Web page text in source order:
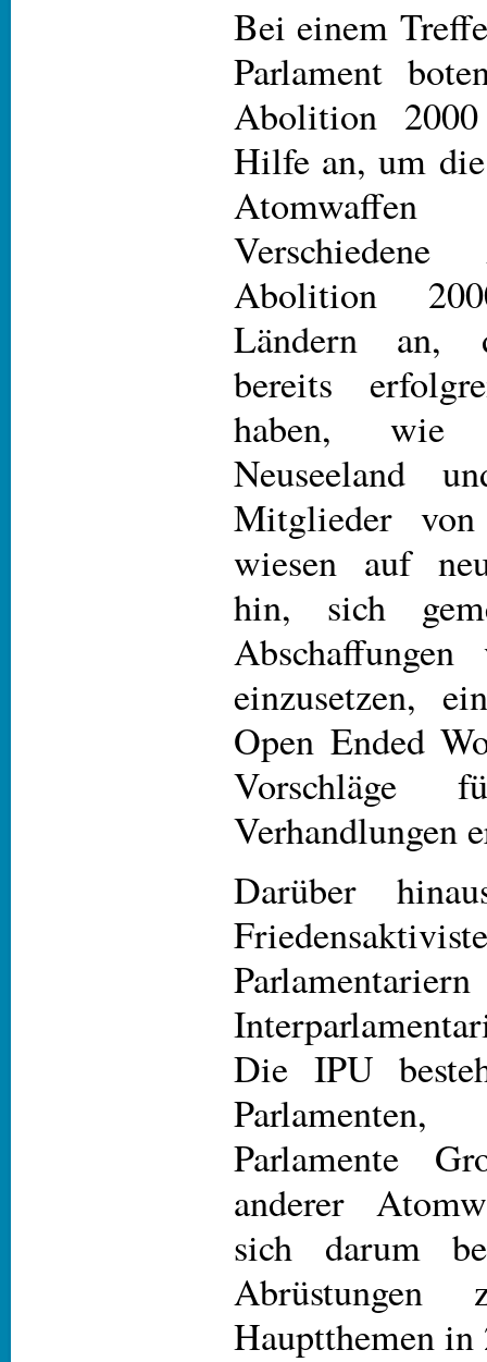
Bei einem
Parlament
Abolition
Hilfe an, um
Atomwaffen
Abolition
Ländern an,
bereits
haben, wie
Neuseeland
Mitglieder
wiesen auf
hin, sich
einzusetzen,
Open Ended
Vorschläge
Verhandlungen
Darüber
Die IPU
Parlamente
anderer
sich darum
Hauptthemen in